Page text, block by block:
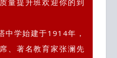
中学始建于1914年，
、著名教育家张澜先